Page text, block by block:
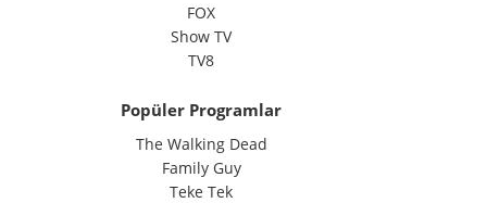
FOX
Show TV
TV8
Popüler Programlar
The Walking Dead
Family Guy
Teke Tek